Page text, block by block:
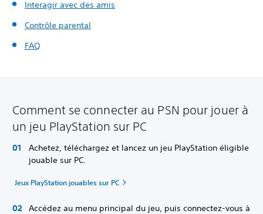
Interagir avec des amis
Contrôle parental
FAQ
Comment se connecter au PSN pour jouer à
un jeu PlayStation sur PC
Achetez, téléchargez et lancez un jeu PlayStation éligible
jouable sur PC.
Jeux PlayStation jouables sur PC
Accédez au menu principal du jeu, puis connectez-vous à